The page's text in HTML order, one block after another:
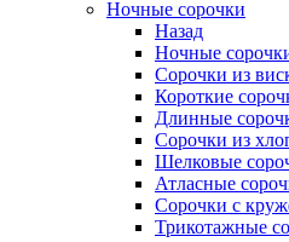
Ночные сорочки
Назад
Ночные
Сорочки из
Короткие
Длинные
Сорочки из
Шелковые
Атласные
Сорочки с
Трикотажные